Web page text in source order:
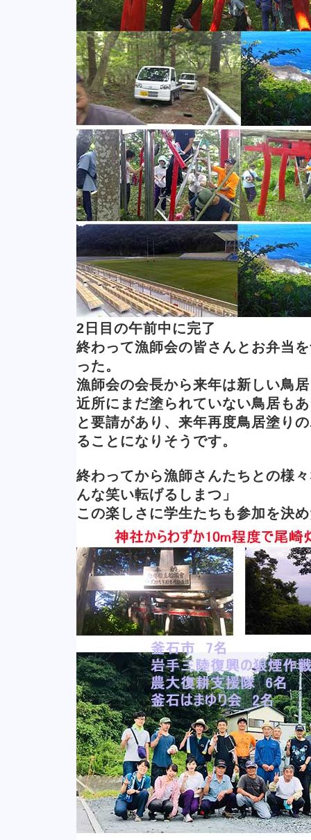
2日目の午前中に完了
終わって漁師会の皆さんとお弁当
った。
漁師会の会長から来年は新しい鳥
近所にまだ塗られていない鳥居も
と要請があり、来年再度鳥居塗り
ることになりそうです。
終わってから漁師さんたちとの様
んな笑い転げるしまつ」
この楽しさに学生たちも参加を決